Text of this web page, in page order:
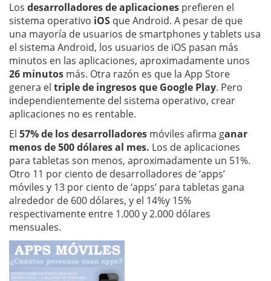
Los desarrolladores de aplicaciones prefieren el
sistema operativo iOS que Android. A pesar de que
una mayoría de usuarios de smartphones y tablets usa
el sistema Android, los usuarios de iOS pasan más
minutos en las aplicaciones, aproximadamente unos
26 minutos más. Otra razón es que la App Store
genera el triple de ingresos que Google Play. Pero
independientemente del sistema operativo, crear
aplicaciones no es rentable.
El 57% de los desarrolladores móviles afirma ganar
menos de 500 dólares al mes. Los de aplicaciones
para tabletas son menos, aproximadamente un 51%.
Otro 11 por ciento de desarrolladores de ‘apps’
móviles y 13 por ciento de ‘apps’ para tabletas gana
alrededor de 600 dólares, y el 14%y 15%
respectivamente entre 1.000 y 2.000 dólares
mensuales.